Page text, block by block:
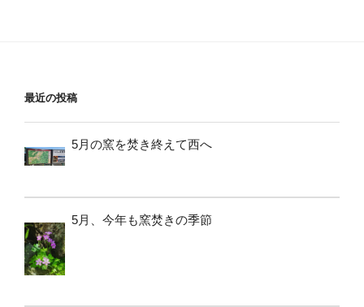
最近の投稿
5月の窯を焚き終えて西へ
5月、今年も窯焚きの季節